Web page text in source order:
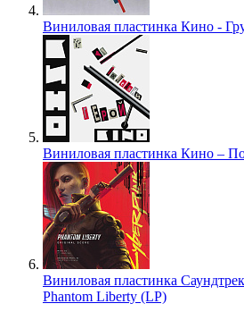
Виниловая пластинка Кино -
Виниловая пластинка Кино –
Виниловая пластинка
Phantom Liberty (LP)